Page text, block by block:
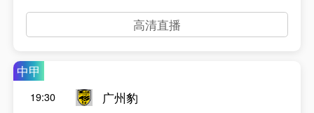
高清直播
中甲
19:30
广州豹